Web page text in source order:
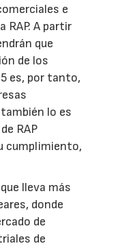
e
RAP. A partir
que
de los
es, por tanto,
lo es
RAP
cumplimiento,
lleva más
donde
de
de